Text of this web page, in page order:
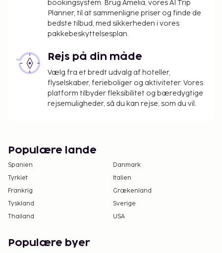
bookingsystem. Brug Amelia, vores AI Trip
Planner, til at sammenligne priser og finde de
bedste tilbud, med sikkerheden i vores
pakkebeskyttelsesplan.
Rejs på din måde
Vælg fra et bredt udvalg af hoteller,
flyselskaber, ferieboliger og aktiviteter. Vores
platform tilbyder fleksibilitet og bæredygtige
rejsemuligheder, så du kan rejse, som du vil.
Populære lande
Spanien
Danmark
Tyrkiet
Italien
Frankrig
Grækenland
Tyskland
Sverige
Thailand
USA
Populære byer